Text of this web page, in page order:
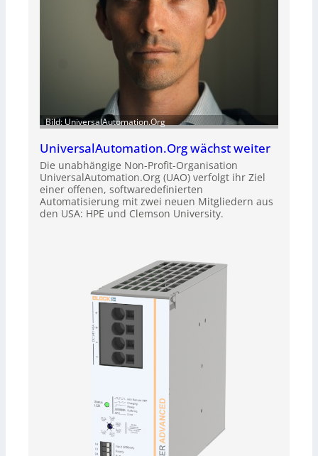
Bild: UniversalAutomation.Org
UniversalAutomation.Org wächst weiter
Die unabhängige Non-Profit-Organisation
UniversalAutomation.Org (UAO) verfolgt ihr Ziel
einer offenen, softwaredefinierten
Automatisierung mit zwei neuen Mitgliedern aus
den USA: HPE und Clemson University.